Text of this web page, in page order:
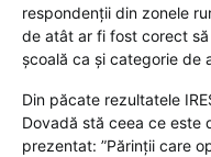
respondenții din zonele
de atât ar fi fost corect
școală ca și categorie de
Din păcate rezultatele
Dovadă stă ceea ce este
prezentat: ”Părinții care